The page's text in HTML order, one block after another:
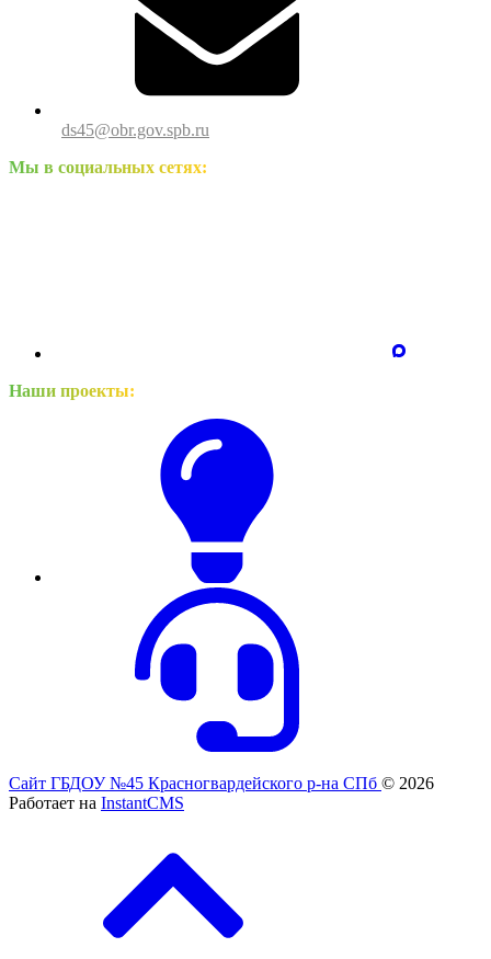
ds45@obr.gov.spb.ru
Мы в социальных сетях:
Наши проекты:
Сайт ГБДОУ №45 Красногвардейского р-на СПб © 2026
Работает на InstantCMS